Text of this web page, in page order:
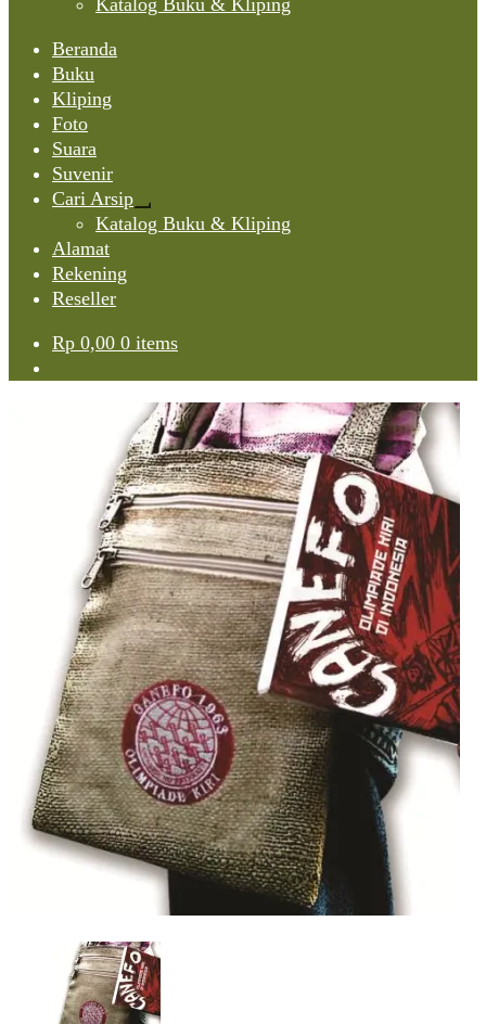
Katalog Buku & Kliping
Beranda
Buku
Kliping
Foto
Suara
Suvenir
Cari Arsip
Expand
child
Katalog Buku & Kliping
Alamat
Rekening
Reseller
Rp 0,00 0 items